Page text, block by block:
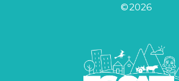
©2026